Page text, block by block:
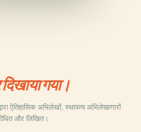
गया।
ऐतिहासिक अभिलेखों, स्थापत्य अभिलेखागारों
और लिखित।